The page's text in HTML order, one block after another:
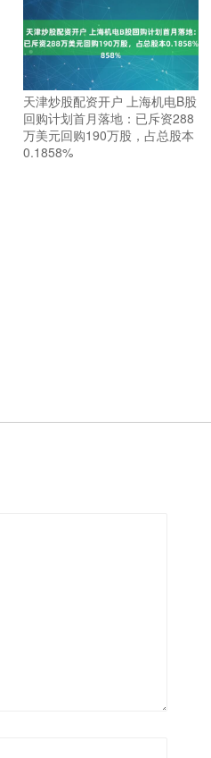
天津炒股配资开户 上海机电B股
回购计划首月落地：已斥资288
万美元回购190万股，占总股本
0.1858%